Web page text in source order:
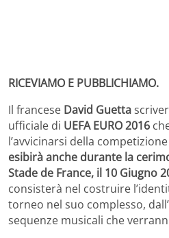
RICEVIAMO E PUBBLICHIAMO.
Il francese David Guetta
ufficiale di UEFA EURO 2016
l’avvicinarsi della
esibirà anche durante la
Stade de France, il 10 Giugno
consisterà nel costruire
torneo nel suo complesso,
sequenze musicali che